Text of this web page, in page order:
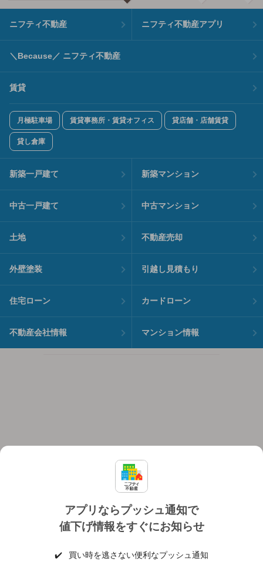
アプリならプッシュ通知で
値下げ情報をすぐにお知らせ
✔️ 買い時を逃さない便利なプッシュ通知
ニフティ不動産 ニフティ不動産アプリ
＼Because／ ニフティ不動産
賃貸
月極駐車場 賃貸事務所・賃貸オフィス 貸店舗・店舗賃貸
貸し倉庫
新築一戸建て 新築マンション
中古一戸建て 中古マンション
土地 不動産売却
外壁塗装 引越し見積もり
住宅ローン カードローン
不動産会社情報 マンション情報
個人情報保護ポリシー 利用規約
ヘルプ・お問い合わせ 採用情報